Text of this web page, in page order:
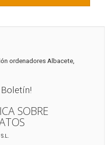
ordenadores Albacete,
SOBRE